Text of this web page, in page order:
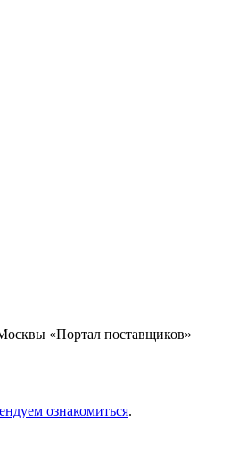
«Портал поставщиков»
ознакомиться.